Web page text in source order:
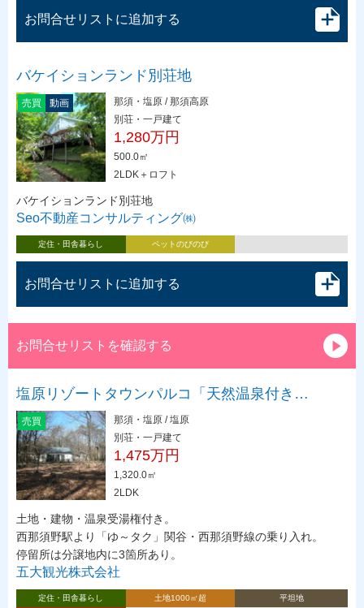
お問合せリストに追加する
バケイションランド別荘地
売買 動画
那須・塩原 / 那須高原
別荘・一戸建て
1,280万円
500.0㎡
2LDK＋ロフト
バケイションランド別荘地
Seo不動産コンサルティング㈱
定住・田舎暮らし ペットのびのび
お問合せリストに追加する
お問合せリストを確認する
塩原リゾートタウンパルコ「天然温泉付き…
売買
那須・塩原 / 塩原
別荘・一戸建て
1,475万円
1,320.0㎡
2LDK
土地・建物・温泉受湯権付き。
西那須野駅より「ゆ～タク」関谷・西那須野線の乗り入れ。
停留所は分譲地内に3箇所あり。
五大観光株式会社
定住・田舎暮らし 土地1000㎡超
平坦地